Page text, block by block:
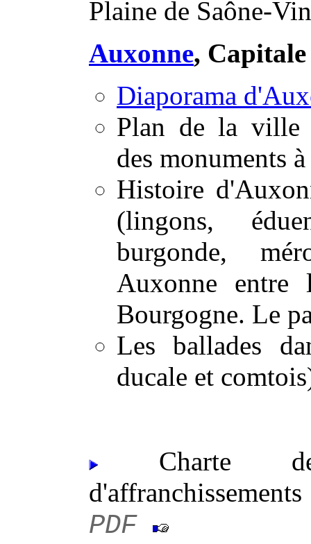
Plaine de Saône-
Auxonne, Capitale
Diaporama
Plan de la ville
des monuments
Histoire
(lingons,
burgonde,
Auxonne
Bourgogne. Le
Les ballades
ducale et
Charte
PDF